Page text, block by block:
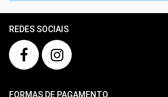
REDES SOCIAIS
FORMAS DE PAGAMENTO